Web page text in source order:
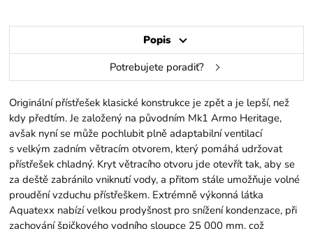
Popis
Potrebujete poradiť?
Originální přístřešek klasické konstrukce je zpět a je lepší, než
kdy předtím. Je založený na původním Mk1 Armo Heritage,
avšak nyní se může pochlubit plně adaptabilní ventilací
s velkým zadním větracím otvorem, který pomáhá udržovat
přístřešek chladný. Kryt větracího otvoru jde otevřít tak, aby se
za deště zabránilo vniknutí vody, a přitom stále umožňuje volné
proudění vzduchu přístřeškem. Extrémně výkonná látka
Aquatexx nabízí velkou prodyšnost pro snížení kondenzace, při
zachování špičkového vodního sloupce 25 000 mm, což